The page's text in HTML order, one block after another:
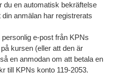
du en automatisk bekräftelse
anmälan har registrerats
e-post från KPNs
kursen (eller att den är
en anmodan om att betala en
till KPNs konto 119-2053.